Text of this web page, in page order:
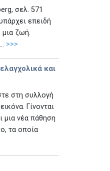
σελ. 571
επειδή
μια ζωή.
>>>
και
στη συλλογή
Γίνονται
μια νέα πάθηση
τα οποία